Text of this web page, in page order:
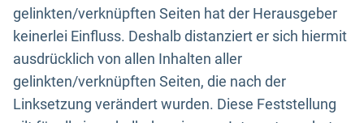
gelinkten/verknüpften Seiten hat der Herausgeber
keinerlei Einfluss. Deshalb distanziert er sich hiermit
ausdrücklich von allen Inhalten aller
gelinkten/verknüpften Seiten, die nach der
Linksetzung verändert wurden. Diese Feststellung